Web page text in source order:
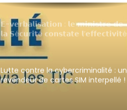
𝗘-𝘃𝗲𝗿𝗯𝗮𝗹𝗶𝘀𝗮𝘁𝗶𝗼𝗻 : 𝗹𝗲 𝗺𝗶𝗻𝗶𝘀𝘁𝗿𝗲 𝗱𝗲
𝗹𝗮 𝗦é𝗰𝘂𝗿𝗶𝘁é 𝗰𝗼𝗻𝘀𝘁𝗮𝘁𝗲 𝗹’𝗲𝗳𝗳𝗲𝗰𝘁𝗶𝘃𝗶𝘁é
𝗱𝘂 𝗱𝗶𝘀𝗽𝗼𝘀𝗶𝘁𝗶𝗳 𝗮𝗽𝗿è𝘀 𝗱𝗼𝘂𝘇𝗲
𝗵𝗲𝘂𝗿𝗲𝘀 𝗱𝗲 𝗳𝗼𝗻𝗰𝘁𝗶𝗼𝗻𝗻𝗲𝗺𝗲𝗻𝘁
Lutte contre la cybercriminalité : un
revendeur de cartes SIM interpellé !